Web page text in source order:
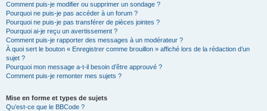
Comment puis-je modifier ou supprimer un sondage ?
Pourquoi ne puis-je pas accéder à un forum ?
Pourquoi ne puis-je pas transférer de pièces jointes ?
Pourquoi ai-je reçu un avertissement ?
Comment puis-je rapporter des messages à un modérateur ?
À quoi sert le bouton « Enregistrer comme brouillon » affiché lors de la rédaction d’un
sujet ?
Pourquoi mon message a-t-il besoin d’être approuvé ?
Comment puis-je remonter mes sujets ?
Mise en forme et types de sujets
Qu’est-ce que le BBCode ?